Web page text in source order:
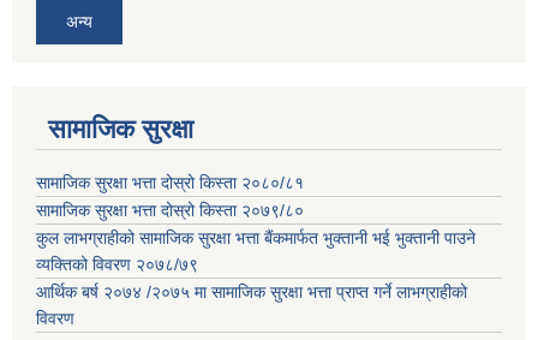
अन्य
सामाजिक सुरक्षा
सामाजिक सुरक्षा भत्ता दोस्रो किस्ता २०८०/८१
सामाजिक सुरक्षा भत्ता दोस्रो किस्ता २०७९/८०
कुल लाभग्राहीको सामाजिक सुरक्षा भत्ता बैंकमार्फत भुक्तानी भई भुक्तानी पाउने
व्यक्तिको विवरण २०७८/७९
आर्थिक बर्ष २०७४ /२०७५ मा सामाजिक सुरक्षा भत्ता प्राप्त गर्ने लाभग्राहीको
विवरण